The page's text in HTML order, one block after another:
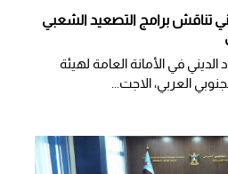
تناقش برامج التصعيد الشعبي
في الأمانة العامة لهيئة
العربي، الاجت...